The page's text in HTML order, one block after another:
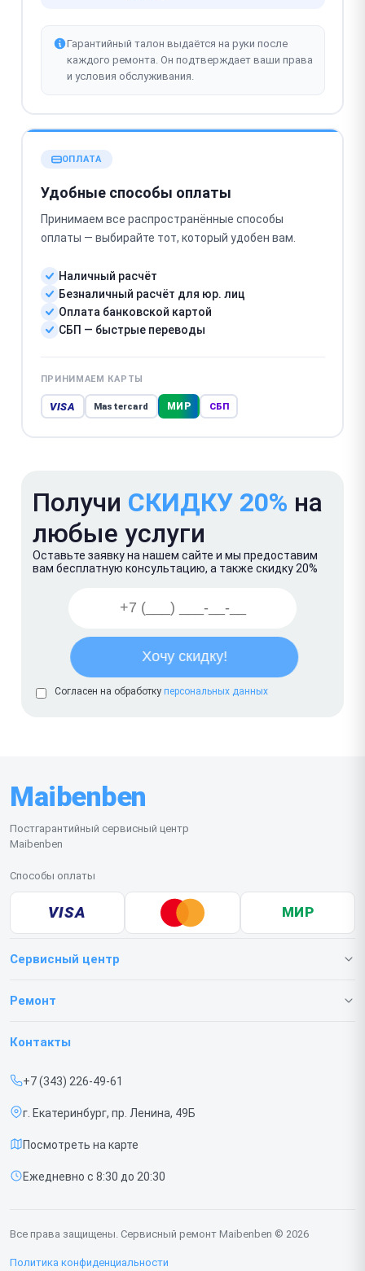
Гарантийный талон выдаётся на руки после
каждого ремонта. Он подтверждает ваши права
и условия обслуживания.
ОПЛАТА
Удобные способы оплаты
Принимаем все распространённые способы
оплаты — выбирайте тот, который удобен вам.
Наличный расчёт
Безналичный расчёт для юр. лиц
Оплата банковской картой
СБП — быстрые переводы
ПРИНИМАЕМ КАРТЫ
VISA Mastercard МИР СБП
Получи СКИДКУ 20% на
любые услуги
Оставьте заявку на нашем сайте и мы предоставим
вам бесплатную консультацию, а также скидку 20%
Согласен на обработку персональных данных
Maibenben
Постгарантийный сервисный центр
Maibenben
Способы оплаты
VISA МИР
Сервисный центр
О нашем сервисе
Срочный ремонт
Доставка и способы оплаты
Диагностика
Контакты
Ремонт
Ноутбуков
Контакты
+7 (343) 226-49-61
г. Екатеринбург, пр. Ленина, 49Б
Посмотреть на карте
Ежедневно с 8:30 до 20:30
Все права защищены. Сервисный ремонт Maibenben © 2026
Политика конфиденциальности